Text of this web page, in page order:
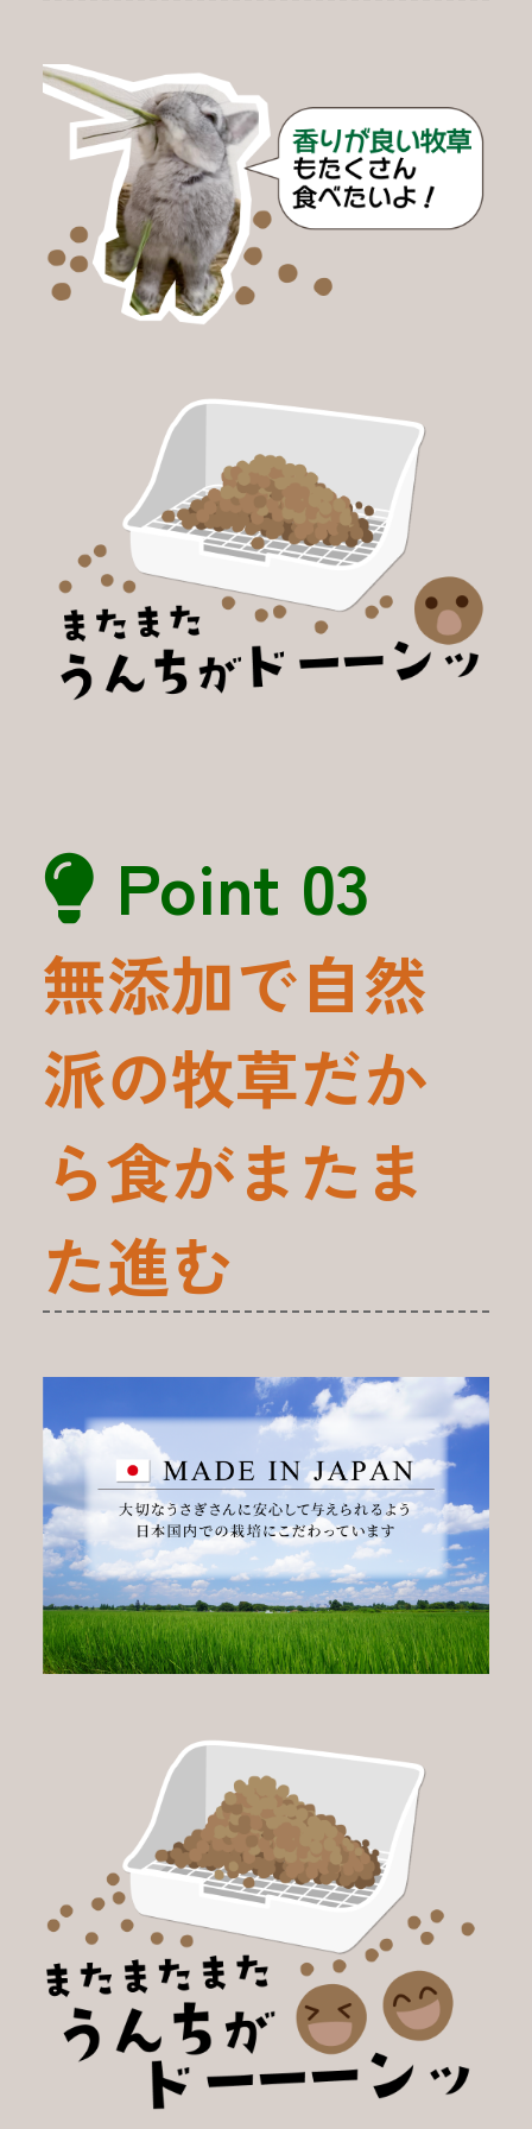
Point 03
無添加で自然
派の牧草だか
ら食がまたま
た進む